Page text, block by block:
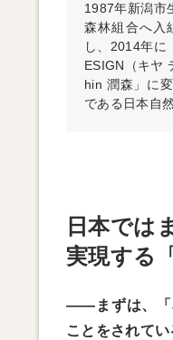
1987年新潟市
森林組合へ入
し、2014年に
ESIGN（キヤ
hin 潤森」に
である日本自
日本では
実現する
——まずは、「
ことをされて